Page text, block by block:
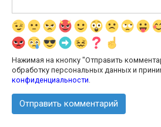
Нажимая на кнопку "Отправить
обработку персональных данных и
конфиденциальности.